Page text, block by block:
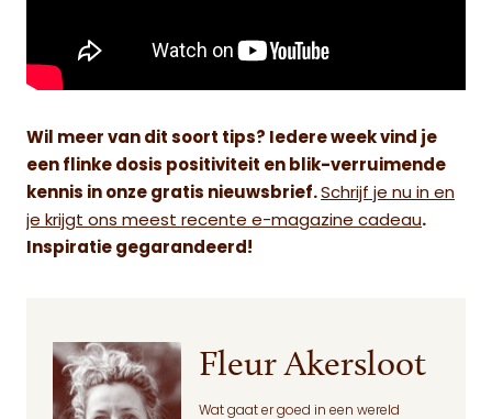
Wil meer van dit soort tips? Iedere week vind je
een flinke dosis positiviteit en blik-verruimende
kennis in onze gratis nieuwsbrief. Schrijf je nu in en
je krijgt ons meest recente e-magazine cadeau.
Inspiratie gegarandeerd!
Fleur Akersloot
Wat gaat er goed in een wereld